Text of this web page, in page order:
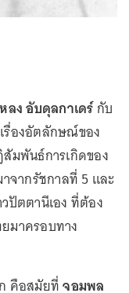
ลง อับดุลกาเดร์กับ
รื่องอัตลักษณ์ของ
มพันธ์การเกิดของ
จากรัชกาลที่ 5 และ
ปัตตานีเอง ที่ต้อง
มาครอบทาง
ก คือสมัยที่จอมพล